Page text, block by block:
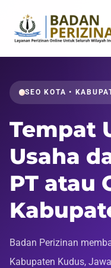
SEO KOTA •
Tempat
Usaha
PT atau
Badan Perizinan
Kabupaten Kudus,